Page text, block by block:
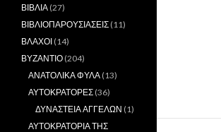
ΒΙΒΛΙΑ (27)
ΒΙΒΛΙΟΠΑΡΟΥΣΙΑΣΕΙΣ (11)
ΒΛΑΧΟΙ (14)
ΒΥΖΑΝΤΙΟ (204)
ΑΝΑΤΟΛΙΚΑ ΦΥΛΑ (13)
ΑΥΤΟΚΡΑΤΟΡΕΣ (36)
ΔΥΝΑΣΤΕΙΑ ΑΓΓΕΛΩΝ (1)
ΑΥΤΟΚΡΑΤΟΡΙΑ ΤΗΣ